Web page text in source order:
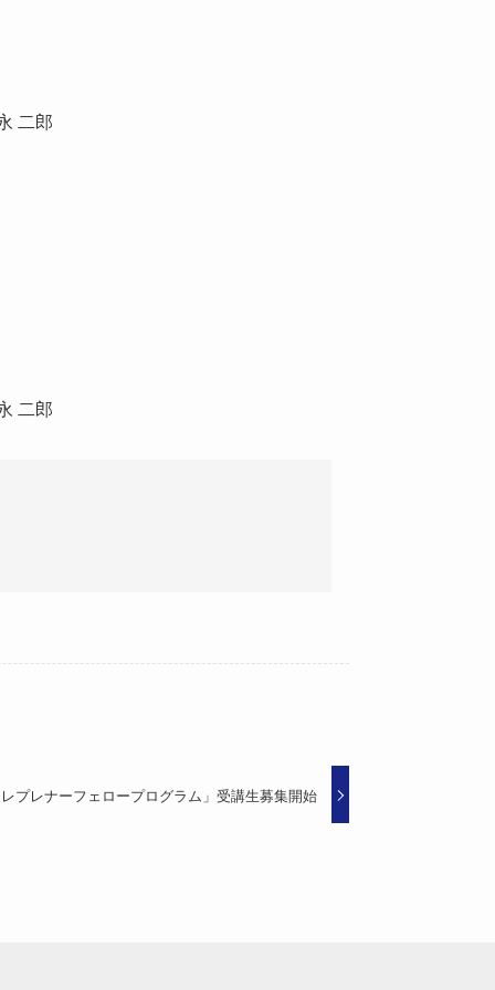
二郎
二郎
プレナーフェロープログラム」受講生募集開始